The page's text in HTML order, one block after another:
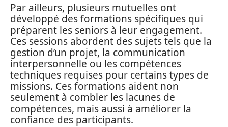
Par ailleurs, plusieurs mutuelles ont
développé des formations spécifiques qui
préparent les seniors à leur engagement.
Ces sessions abordent des sujets tels que la
gestion d’un projet, la communication
interpersonnelle ou les compétences
techniques requises pour certains types de
missions. Ces formations aident non
seulement à combler les lacunes de
compétences, mais aussi à améliorer la
confiance des participants.